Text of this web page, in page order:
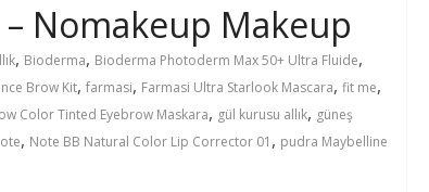
Nomakeup Makeup
, Bioderma, Bioderma Photoderm Max 50+ Ultra Fluide,
Brow Kit, farmasi, Farmasi Ultra Starlook Mascara, fit me,
Color Tinted Eyebrow Maskara, gül kurusu allık, güneş
, Note BB Natural Color Lip Corrector 01 , pudra Maybelline